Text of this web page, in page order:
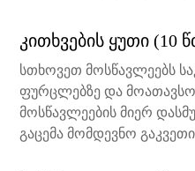
კითხვების ყუთი (10
სთხოვეთ მოსწავლეებს
ფურცლებზე და
მოსწავლეების მიერ
გაცემა მომდევნო